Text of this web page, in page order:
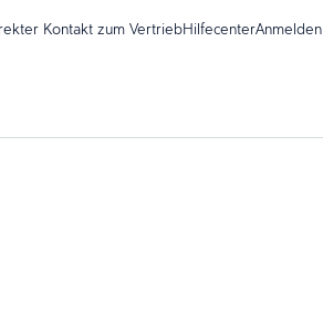
Kontakt zum VertriebHilfecenterAnmelden